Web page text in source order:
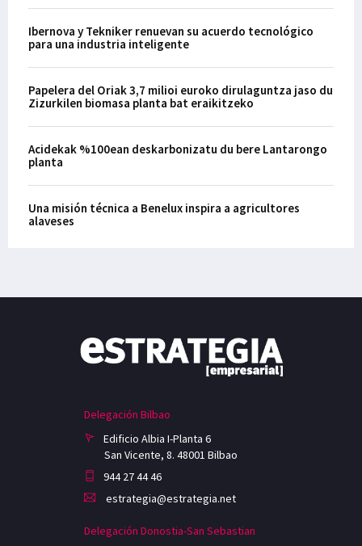
Ibernova y Tekniker renuevan su acuerdo tecnológico
para una industria inteligente
Papelera del Oriak 3,7 milioi euroko dirulaguntza jaso du
Zizurkilen biomasa planta bat eraikitzeko
Acidekak %100ean deskarbonizatu du bere Lantarongo
planta
Una misión técnica a Benelux inspira a agricultores
alaveses
Delegación Bilbao
Edificio Albia I-Planta 6
San Vicente, 8. 48001 Bilbao
944 27 44 46
estrategia@estrategia.net
Delegación Donostia-San Sebastian